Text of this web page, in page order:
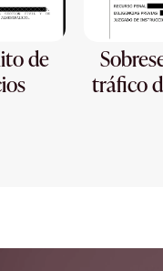
de
tráfico